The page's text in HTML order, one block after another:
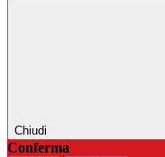
Chiudi
Conferma